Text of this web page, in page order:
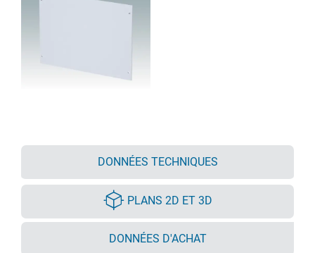
DONNÉES TECHNIQUES
PLANS 2D ET 3D
DONNÉES D'ACHAT